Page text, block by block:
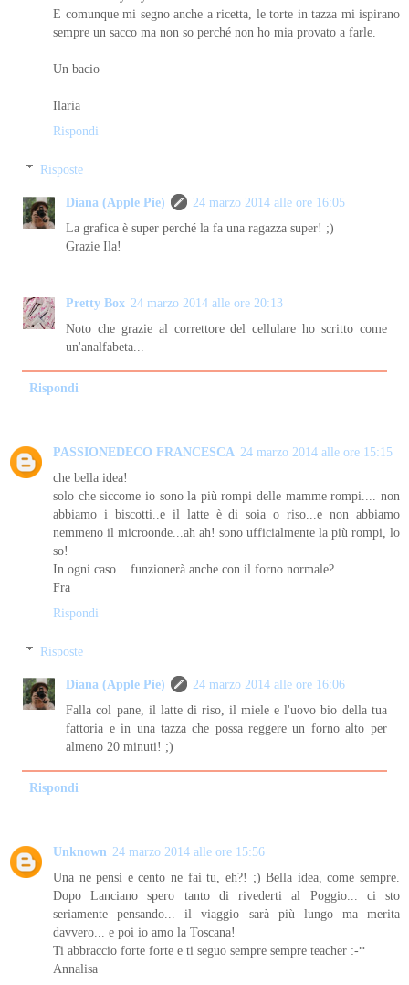
E comunque mi segno anche a ricetta, le torte in tazza mi ispirano
sempre un sacco ma non so perché non ho mia provato a farle.
Un bacio
Ilaria
Rispondi
Risposte
Diana (Apple Pie)
24 marzo 2014 alle ore 16:05
La grafica è super perché la fa una ragazza super! ;)
Grazie Ila!
Pretty Box 24 marzo 2014 alle ore 20:13
Noto che grazie al correttore del cellulare ho scritto come
un'analfabeta...
Rispondi
PASSIONEDECO FRANCESCA 24 marzo 2014 alle ore 15:15
che bella idea!
solo che siccome io sono la più rompi delle mamme rompi.... non
abbiamo i biscotti..e il latte è di soia o riso...e non abbiamo
nemmeno il microonde...ah ah! sono ufficialmente la più rompi, lo
so!
In ogni caso....funzionerà anche con il forno normale?
Fra
Rispondi
Risposte
Diana (Apple Pie)
24 marzo 2014 alle ore 16:06
Falla col pane, il latte di riso, il miele e l'uovo bio della tua
fattoria e in una tazza che possa reggere un forno alto per
almeno 20 minuti! ;)
Rispondi
Unknown 24 marzo 2014 alle ore 15:56
Una ne pensi e cento ne fai tu, eh?! ;) Bella idea, come sempre.
Dopo Lanciano spero tanto di rivederti al Poggio... ci sto
seriamente pensando... il viaggio sarà più lungo ma merita
davvero... e poi io amo la Toscana!
Ti abbraccio forte forte e ti seguo sempre sempre teacher :-*
Annalisa